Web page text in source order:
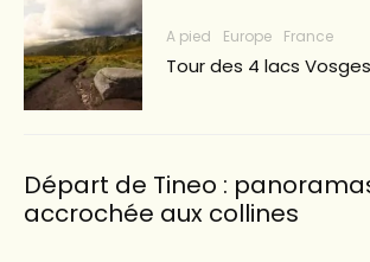
A pied Europe France
Tour des 4 lacs Vosges
Départ de Tineo :
accrochée aux collines